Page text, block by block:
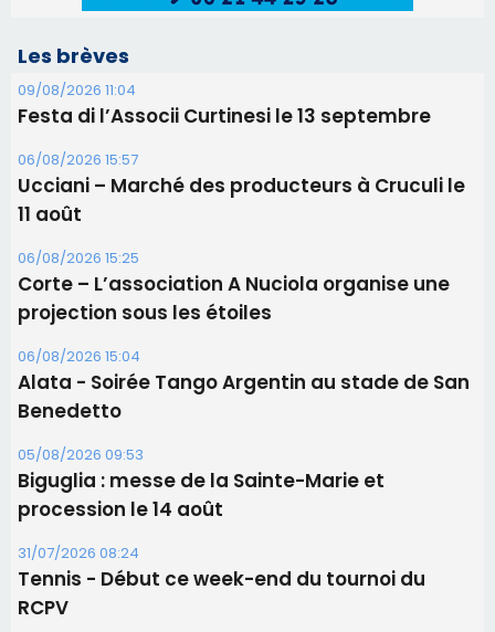
projection sous les étoiles
06/08/2026 15:04
Alata - Soirée Tango Argentin au stade de San
Benedetto
05/08/2026 09:53
Biguglia : messe de la Sainte-Marie et
procession le 14 août
31/07/2026 08:24
Tennis - Début ce week-end du tournoi du
RCPV
Les plus lus
Satine Nomary est la nouvelle Miss Corse 2026
d'un spectacle qui ne reviendra pas avant 2081
Éclipse du 12 août : Où s'installer en Corse pour
profiter pleinement du spectacle ?